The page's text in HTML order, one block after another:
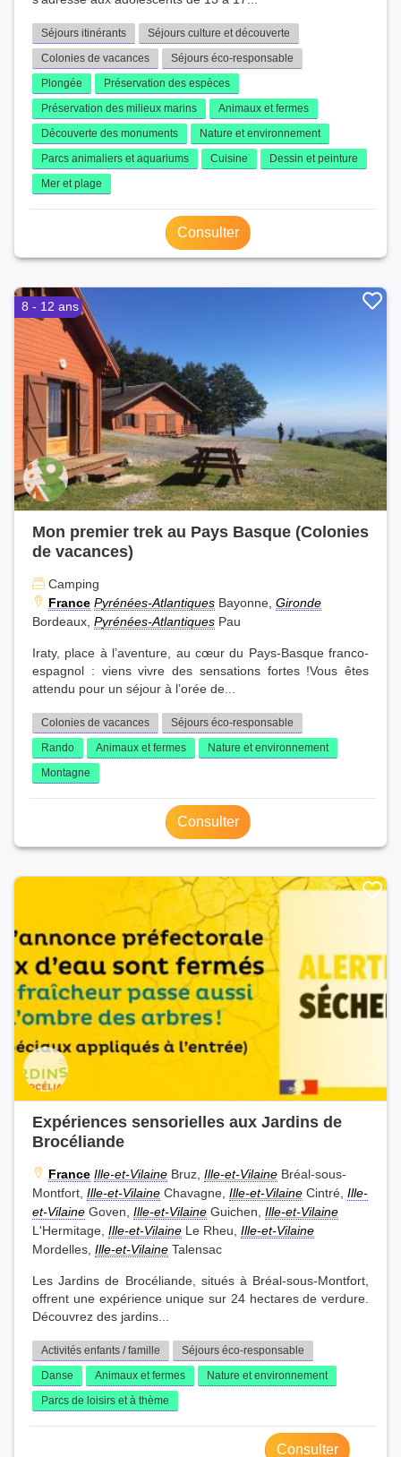
Séjours itinérants
Séjours culture et découverte
Colonies de vacances
Séjours éco-responsable
Plongée
Préservation des espèces
Préservation des milieux marins
Animaux et fermes
Découverte des monuments
Nature et environnement
Parcs animaliers et aquariums
Cuisine
Dessin et peinture
Mer et plage
Consulter
8 - 12 ans
Mon premier trek au Pays Basque (Colonies
de vacances)
Camping
France Pyrénées-Atlantiques Bayonne, Gironde
Bordeaux, Pyrénées-Atlantiques Pau
Iraty, place à l’aventure, au cœur du Pays-Basque franco-
espagnol : viens vivre des sensations fortes !Vous êtes
attendu pour un séjour à l’orée de...
Colonies de vacances
Séjours éco-responsable
Rando
Animaux et fermes
Nature et environnement
Montagne
Consulter
Expériences sensorielles aux Jardins de
Brocéliande
France Ille-et-Vilaine Bruz, Ille-et-Vilaine Bréal-sous-
Montfort, Ille-et-Vilaine Chavagne, Ille-et-Vilaine Cintré, Ille-
et-Vilaine Goven, Ille-et-Vilaine Guichen, Ille-et-Vilaine
L'Hermitage, Ille-et-Vilaine Le Rheu, Ille-et-Vilaine
Mordelles, Ille-et-Vilaine Talensac
Les Jardins de Brocéliande, situés à Bréal-sous-Montfort,
offrent une expérience unique sur 24 hectares de verdure.
Découvrez des jardins...
Activités enfants / famille
Séjours éco-responsable
Danse
Animaux et fermes
Nature et environnement
Parcs de loisirs et à thème
Consulter